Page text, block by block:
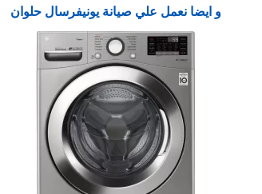
و ايضا نعمل علي صيانة يونيفرسال حلوان